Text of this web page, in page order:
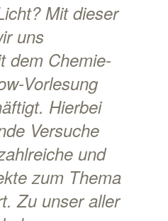
Mit dieser
uns
dem Chemie-
Vorlesung
Hierbei
Versuche
und
zum Thema
Zu unser aller